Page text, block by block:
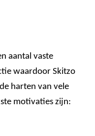
aantal vaste
waardoor Skitzo
harten van vele
motivaties zijn: